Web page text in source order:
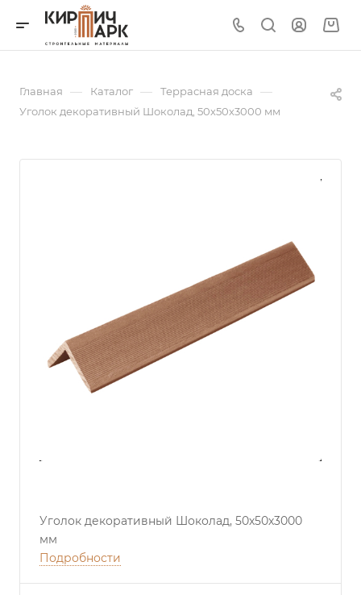
Главная — Каталог — Террасная доска —
Уголок декоративный Шоколад, 50х50х3000 мм
Уголок декоративный Шоколад, 50х50х3000
мм
Подробности